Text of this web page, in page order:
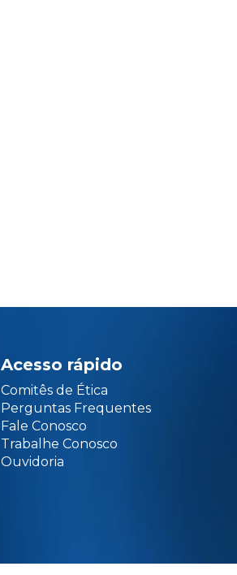
Acesso rápido
Comitês de Ética
Perguntas Frequentes
Fale Conosco
Trabalhe Conosco
Ouvidoria